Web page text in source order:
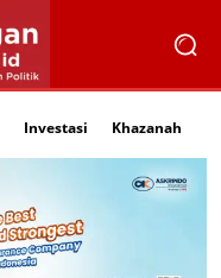
Investasi Khazanah